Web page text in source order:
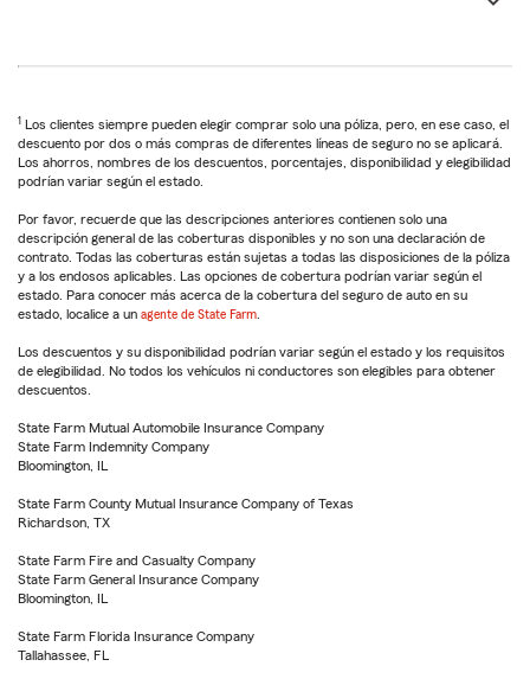
1 Los clientes siempre pueden elegir comprar solo una póliza, pero, en ese caso, el
descuento por dos o más compras de diferentes líneas de seguro no se aplicará.
Los ahorros, nombres de los descuentos, porcentajes, disponibilidad y elegibilidad
podrían variar según el estado.
Por favor, recuerde que las descripciones anteriores contienen solo una
descripción general de las coberturas disponibles y no son una declaración de
contrato. Todas las coberturas están sujetas a todas las disposiciones de la póliza
y a los endosos aplicables. Las opciones de cobertura podrían variar según el
estado. Para conocer más acerca de la cobertura del seguro de auto en su
estado, localice a un agente de State Farm
Los descuentos y su disponibilidad podrían variar según el estado y los requisitos
de elegibilidad. No todos los vehículos ni conductores son elegibles para obtener
descuentos.
State Farm Mutual Automobile Insurance Company
State Farm Indemnity Company
Bloomington, IL
State Farm County Mutual Insurance Company of Texas
Richardson, TX
State Farm Fire and Casualty Company
State Farm General Insurance Company
Bloomington, IL
State Farm Florida Insurance Company
Tallahassee, FL